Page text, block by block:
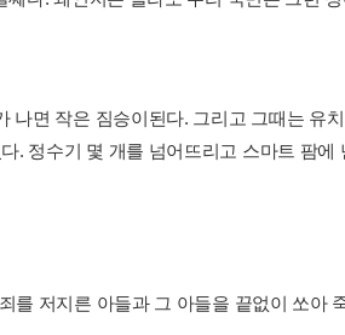
나면 작은 짐승이된다. 그리고 그때는 유
. 정수기 몇 개를 넘어뜨리고 스마트 팜에
를 저지른 아들과 그 아들을 끝없이 쏘아